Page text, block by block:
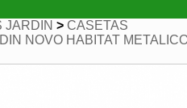
JARDIN > CASETAS
NOVO HABITAT